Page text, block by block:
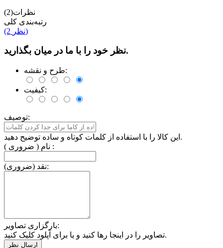
نظرات(2)
رتبه‌بندی کلی
(2 نظر)
نظر خود را با ما در میان بگذارید.
طرح و نقشه:
کیفیت:
توصیف:
این کالا را با استفاده از کلمات کوتاه و ساده توضیح دهید.
نام ( ضروری ) :
نقد (ضروری):
بارگزاری تصاویر:
تصاویر را در اینجا رها کنید و یا برای آپلود کلیک کنید.